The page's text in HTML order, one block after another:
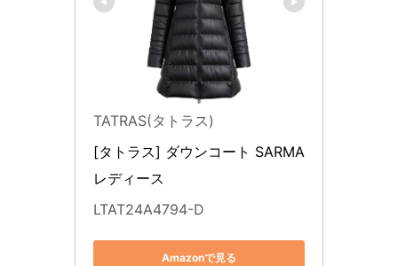
TATRAS(タトラス)
[タトラス] ダウンコート SARMA
レディース
LTAT24A4794-D
Amazonで見る